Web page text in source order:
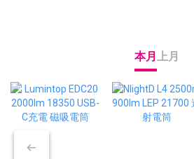
本月 上月